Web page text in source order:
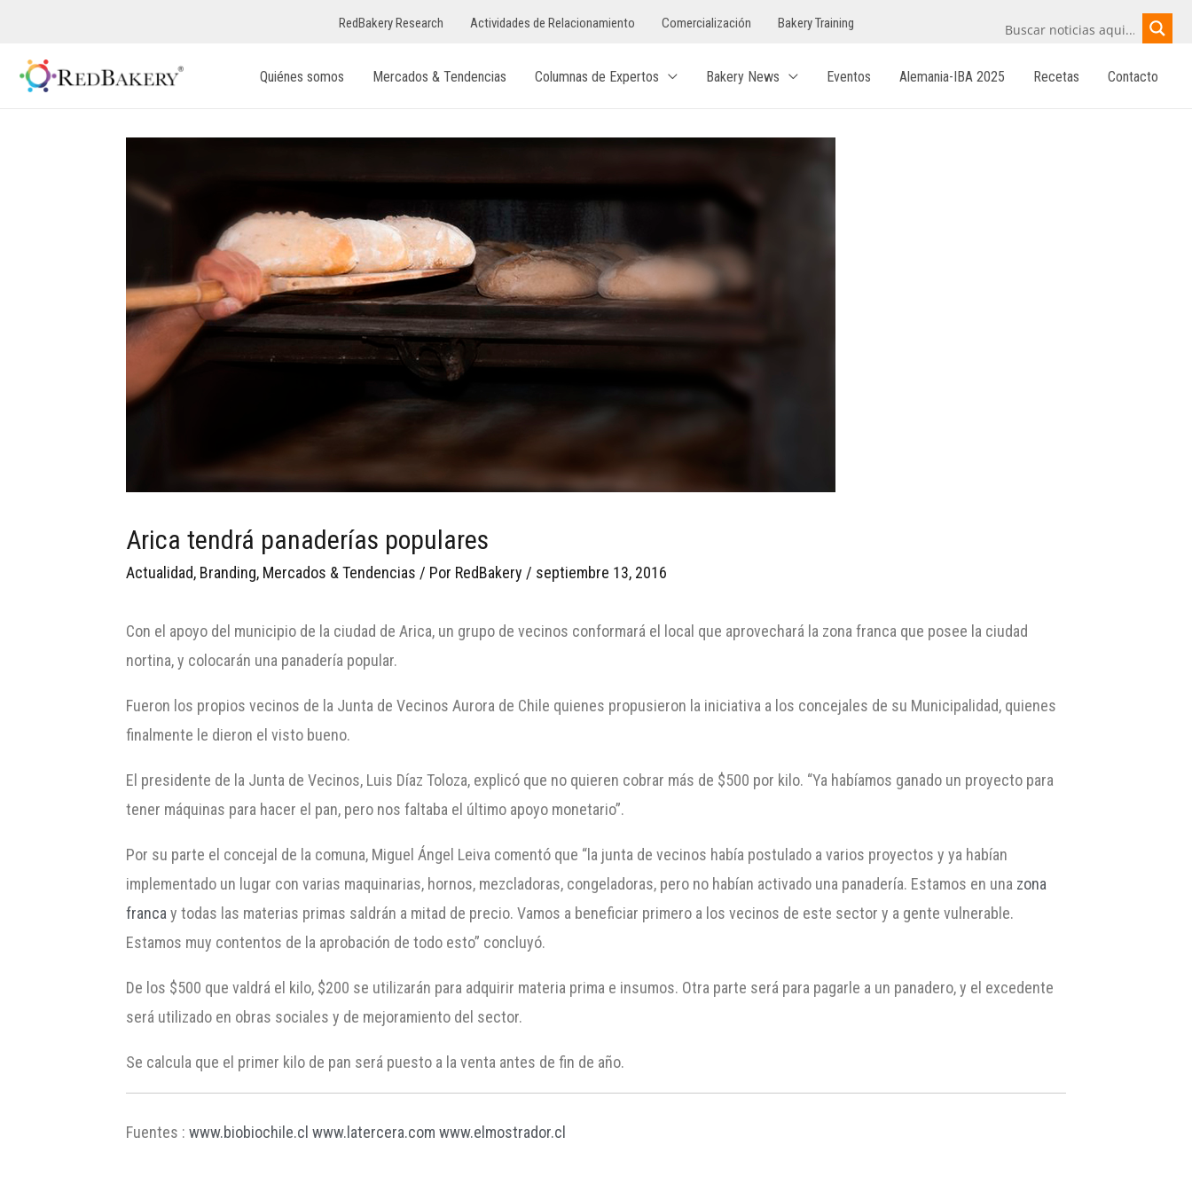
RedBakery Research Actividades de Relacionamiento Comercialización Bakery Training
Quiénes somos Mercados & Tendencias Columnas de Expertos Bakery News Eventos Alemania-IBA 2025 Recetas Contacto
Arica tendrá panaderías populares
Actualidad, Branding, Mercados & Tendencias / Por RedBakery / septiembre 13, 2016
Con el apoyo del municipio de la ciudad de Arica, un grupo de vecinos conformará el local que aprovechará la zona franca que posee la ciudad
nortina, y colocarán una panadería popular.
Fueron los propios vecinos de la Junta de Vecinos Aurora de Chile quienes propusieron la iniciativa a los concejales de su Municipalidad, quienes
finalmente le dieron el visto bueno.
El presidente de la Junta de Vecinos, Luis Díaz Toloza, explicó que no quieren cobrar más de $500 por kilo. “Ya habíamos ganado un proyecto para
tener máquinas para hacer el pan, pero nos faltaba el último apoyo monetario”.
Por su parte el concejal de la comuna, Miguel Ángel Leiva comentó que “la junta de vecinos había postulado a varios proyectos y ya habían
implementado un lugar con varias maquinarias, hornos, mezcladoras, congeladoras, pero no habían activado una panadería. Estamos en una zona
franca y todas las materias primas saldrán a mitad de precio. Vamos a beneficiar primero a los vecinos de este sector y a gente vulnerable.
Estamos muy contentos de la aprobación de todo esto” concluyó.
De los $500 que valdrá el kilo, $200 se utilizarán para adquirir materia prima e insumos. Otra parte será para pagarle a un panadero, y el excedente
será utilizado en obras sociales y de mejoramiento del sector.
Se calcula que el primer kilo de pan será puesto a la venta antes de fin de año.
Fuentes : www.biobiochile.cl www.latercera.com www.elmostrador.cl